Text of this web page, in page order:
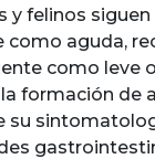
felinos
como aguda,
como leve
formación de